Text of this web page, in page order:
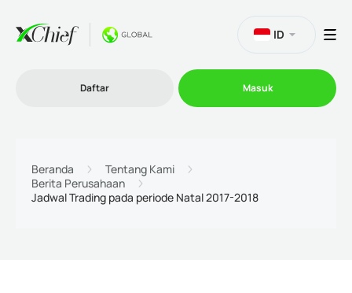
Platform
ID
Daftar Masuk
Beranda
Tentang Kami
Berita Perusahaan
Jadwal Trading pada periode Natal 2017-2018